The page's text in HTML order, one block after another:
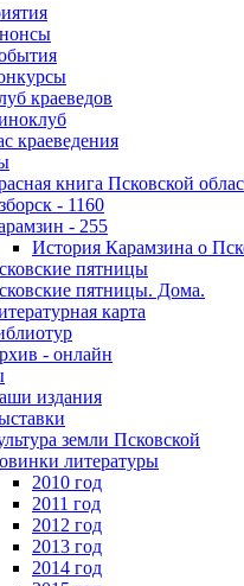
краеведов
краеведения
книга Псковской
- 1160
- 255
История Карамзина о
пятницы
пятницы. Дома.
карта
- онлайн
издания
земли Псковской
литературы
2010 год
2011 год
2012 год
2013 год
2014 год